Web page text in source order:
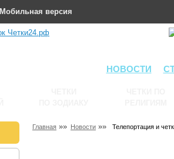
Мобильная версия
НОВОСТИ
Главная »» Новости »» Телепортация и